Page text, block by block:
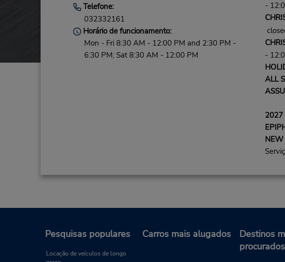
Telefone:
032332161
Horário de funcionamento:
Mon - Fri 8:30 AM - 12:00 PM and 2:30 PM -
6:30 PM; Sat 8:30 AM - 12:00 PM
-
-
ALL
2027
NEW
Pesquisas populares
Locação de veículos de longo
Carros mais alugados
Destinos